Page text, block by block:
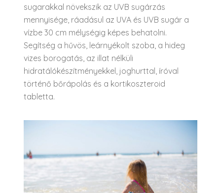
sugarakkal növekszik az UVB sugárzás
mennyisége, ráadásul az UVA és UVB sugár a
vízbe 30 cm mélységig képes behatolni.
Segítség a hűvös, leárnyékolt szoba, a hideg
vizes borogatás, az illat nélküli
hidratálókészítményekkel, joghurttal, íróval
történő bőrápolás és a kortikoszteroid
tabletta.